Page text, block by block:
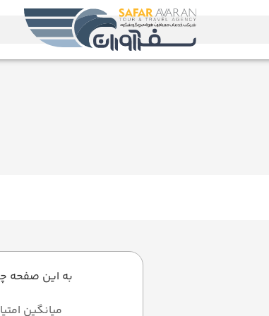
به این صفحه
میانگین امتیاز 0 از 5 ( از 0